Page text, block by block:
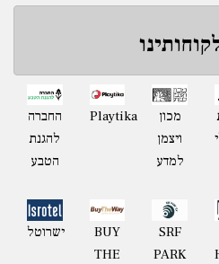
החברה
להגנת
הטבע
Playtika
מכון
ויצמן
למדע
ישרוטל
BUY
THE
SRF
PARK